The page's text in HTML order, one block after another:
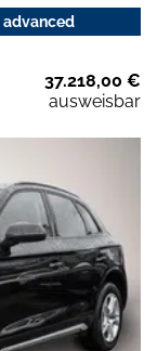
advanced
37.218,00 €
ausweisbar